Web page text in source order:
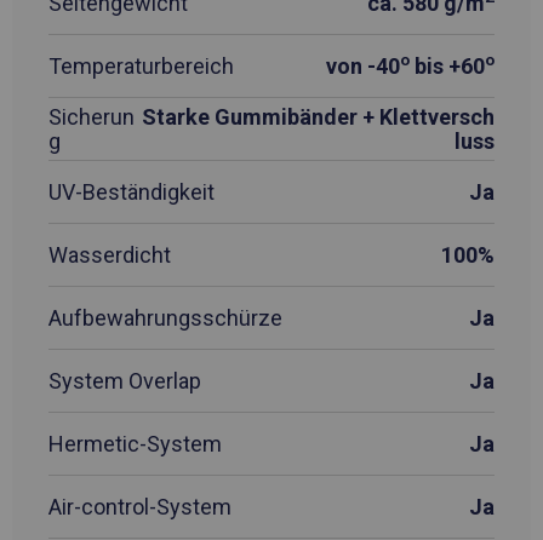
Temperaturbereich von -40o bis +60o
Sicherun
g
Starke Gummibänder + Klettversch
luss
UV-Beständigkeit
Ja
Wasserdicht 100%
Aufbewahrungsschürze Ja
System Overlap Ja
Hermetic-System Ja
Air-control-System Ja